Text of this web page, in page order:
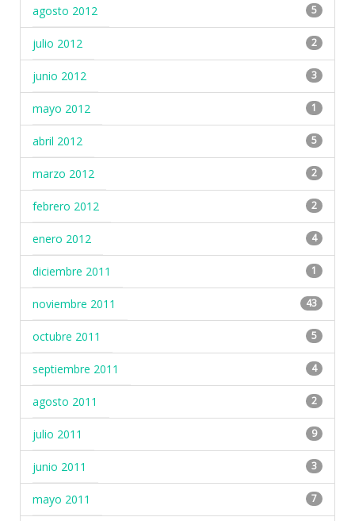
agosto 2012 5
julio 2012 2
junio 2012 3
mayo 2012 1
abril 2012 5
marzo 2012 2
febrero 2012 2
enero 2012 4
diciembre 2011 1
noviembre 2011 43
octubre 2011 5
septiembre 2011 4
agosto 2011 2
julio 2011 9
junio 2011 3
mayo 2011 7